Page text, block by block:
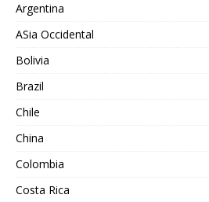
Argentina
ASia Occidental
Bolivia
Brazil
Chile
China
Colombia
Costa Rica